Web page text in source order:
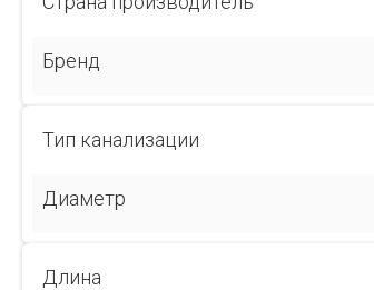
Бренд
Тип канализации
Диаметр
Длина